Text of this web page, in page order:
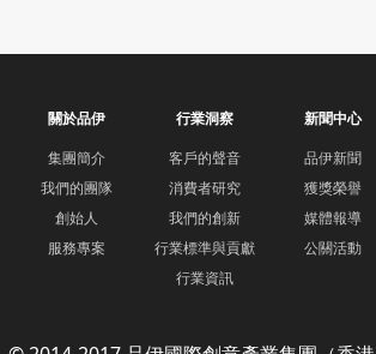
關於品伊
集團簡介
我們的團隊
創始人
服務專案
行業洞察
客戶的聲音
消費者研究
我們的創新
行業標準與貢獻
行業資訊
新聞中心
品伊新聞
獲獎榮譽
媒體報導
公關活動